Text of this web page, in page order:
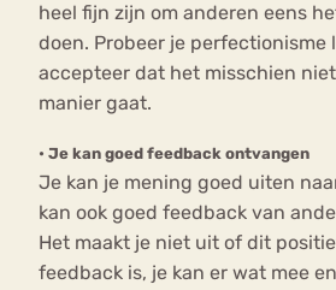
heel fijn zijn om anderen eens
doen. Probeer je perfectionisme
accepteer dat het misschien
manier gaat.
• Je kan goed feedback ontvangen
Je kan je mening goed uiten
kan ook goed feedback van
Het maakt je niet uit of dit
feedback is, je kan er wat mee